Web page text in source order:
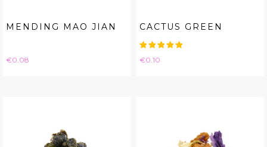
MENDING MAO JIAN
Price
€0.08
CACTUS GREEN
Price
€0.10